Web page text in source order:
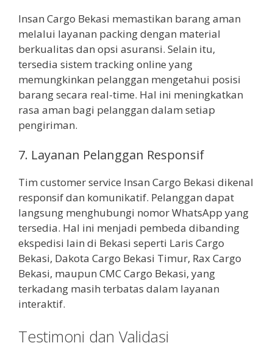
Insan Cargo Bekasi memastikan barang aman
melalui layanan packing dengan material
berkualitas dan opsi asuransi. Selain itu,
tersedia sistem tracking online yang
memungkinkan pelanggan mengetahui posisi
barang secara real-time. Hal ini meningkatkan
rasa aman bagi pelanggan dalam setiap
pengiriman.
7. Layanan Pelanggan Responsif
Tim customer service Insan Cargo Bekasi dikenal
responsif dan komunikatif. Pelanggan dapat
langsung menghubungi nomor WhatsApp yang
tersedia. Hal ini menjadi pembeda dibanding
ekspedisi lain di Bekasi seperti Laris Cargo
Bekasi, Dakota Cargo Bekasi Timur, Rax Cargo
Bekasi, maupun CMC Cargo Bekasi, yang
terkadang masih terbatas dalam layanan
interaktif.
Testimoni dan Validasi